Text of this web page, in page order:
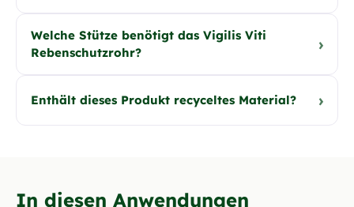
Welche Stütze benötigt das Vigilis Viti
Rebenschutzrohr?
›
Enthält dieses Produkt recyceltes Material? ›
In diesen Anwendungen